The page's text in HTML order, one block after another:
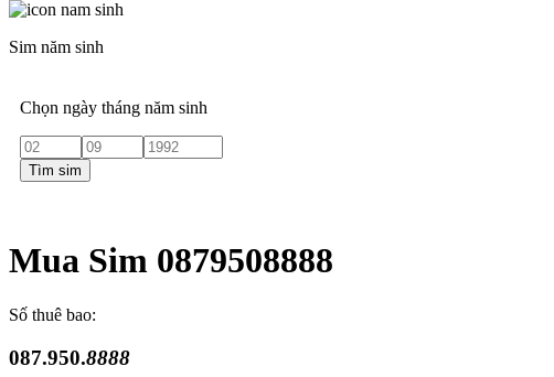
Sim năm sinh
Chọn ngày tháng năm sinh
Tìm sim
Mua Sim 0879508888
Số thuê bao:
087.950.8888